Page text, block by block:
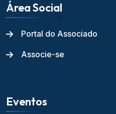
Área Social
Portal do Associado
Associe-se
Eventos